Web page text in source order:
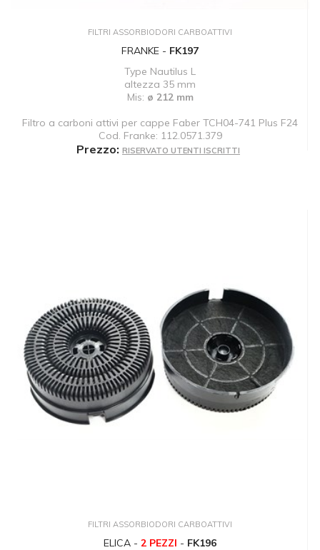
FILTRI ASSORBIODORI CARBOATTIVI
FRANKE - FK197
Type Nautilus L
altezza 35 mm
Mis: ø 212 mm
Filtro a carboni attivi per cappe Faber TCH04-741 Plus F24
Cod. Franke: 112.0571.379
Prezzo: RISERVATO UTENTI ISCRITTI
FILTRI ASSORBIODORI CARBOATTIVI
ELICA - 2 PEZZI - FK196